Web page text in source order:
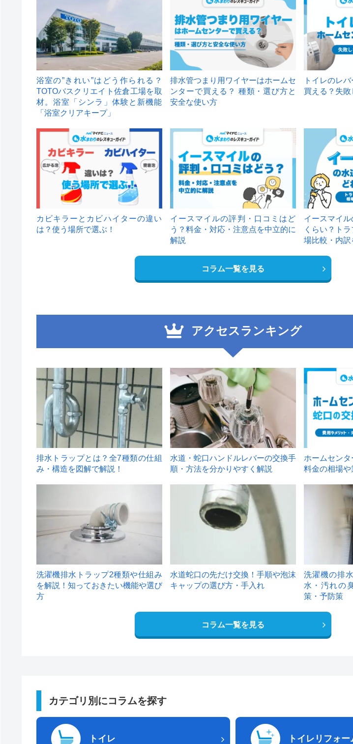
浴室の”きれい”はどう作られる？
TOTOバスクリエイト佐倉工場を取
材。浴室「シンラ」体験と新機能
「浴室クリアキープ」
排水管つまり用ワイヤーはホームセ
ンターで買える？ 種類・選び方と
安全な使い方
トイレのレ
買える？失
カビキラーとカビハイターの違い
は？使う場所で選ぶ！
イースマイルの評判・口コミはど
う？料金・対応・注意点を中立的に
解説
イースマイ
くらい？ト
場比較・内訳
コラム一覧を見る
アクセスランキング
1
排水トラップとは？全7種類の仕組
み・構造を図解で解説！
2
水道・蛇口ハンドルレバーの交換手
順・方法を分かりやすく解説
ホームセンタ
料金の相場や
洗濯機排水トラップ2種類や仕組み
を解説！知っておきたい機能や選び
方
水道蛇口の先だけ交換！手順や泡沫
キャップの選び方・手入れ
洗濯機の排
水・汚れの
策・予防策
コラム一覧を見る
カテゴリ別にコラムを探す
トイレ トイレリフォー